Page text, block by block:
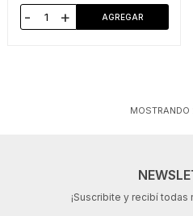
- +
MOSTRANDO
¡Suscribite y recibí